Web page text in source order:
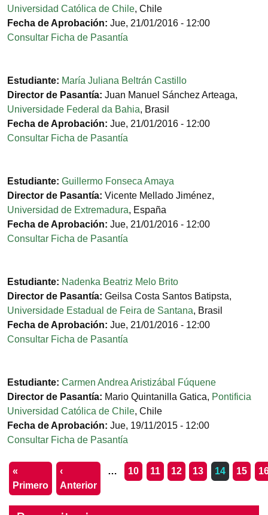
Universidad Católica de Chile, Chile
Fecha de Aprobación: Jue, 21/01/2016 - 12:00
Consultar Ficha de Pasantía
Estudiante: María Juliana Beltrán Castillo
Director de Pasantía: Juan Manuel Sánchez Arteaga,
Universidade Federal da Bahia, Brasil
Fecha de Aprobación: Jue, 21/01/2016 - 12:00
Consultar Ficha de Pasantía
Estudiante: Guillermo Fonseca Amaya
Director de Pasantía: Vicente Mellado Jiménez,
Universidad de Extremadura, España
Fecha de Aprobación: Jue, 21/01/2016 - 12:00
Consultar Ficha de Pasantía
Estudiante: Nadenka Beatriz Melo Brito
Director de Pasantía: Geilsa Costa Santos Batipsta,
Universidade Estadual de Feira de Santana, Brasil
Fecha de Aprobación: Jue, 21/01/2016 - 12:00
Consultar Ficha de Pasantía
Estudiante: Carmen Andrea Aristizábal Fúquene
Director de Pasantía: Mario Quintanilla Gatica, Pontificia
Universidad Católica de Chile, Chile
Fecha de Aprobación: Jue, 19/11/2015 - 12:00
Consultar Ficha de Pasantía
Paginación
«
PrimeroPrimera página
‹
AnteriorPágina anterior
… 10 11 12 13 14 15